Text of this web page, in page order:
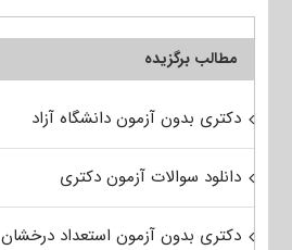
مطالب برگزیده
دکتری بدون آزمون دانشگاه آزاد
دانلود سوالات آزمون دکتری
دکتری بدون آزمون استعداد درخشان